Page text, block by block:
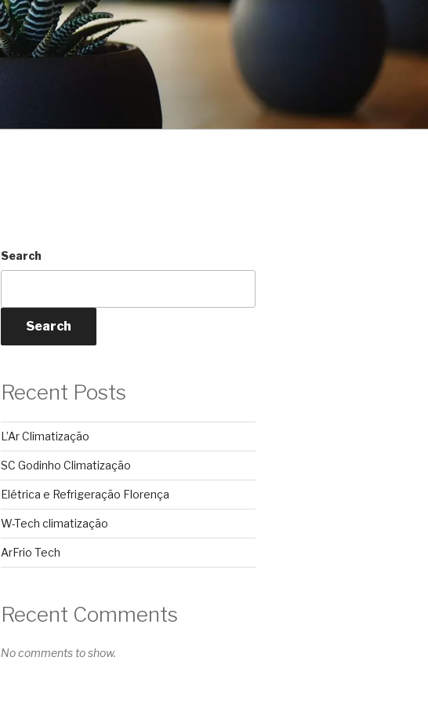
Search
Search
Recent Posts
L’Ar Climatização
SC Godinho Climatização
Elétrica e Refrigeração Florença
W-Tech climatização
ArFrio Tech
Recent Comments
No comments to show.